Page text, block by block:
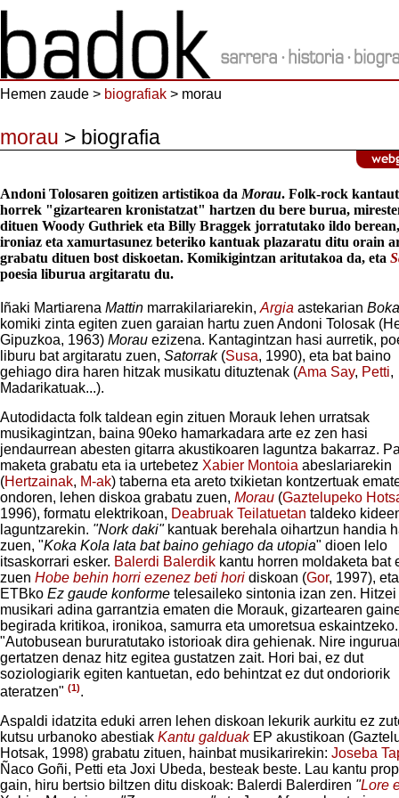
Hemen zaude > biografiak > morau
morau > biografia
Andoni Tolosaren goitizen artistikoa da Morau. Folk-rock
horrek "gizartearen kronistatzat" hartzen du bere burua,
dituen Woody Guthriek eta Billy Braggek jorratutako ildo
ironiaz eta xamurtasunez beteriko kantuak plazaratu ditu orain
grabatu dituen bost diskoetan. Komikigintzan aritutakoa da, eta
poesia liburua argitaratu du.
Iñaki Martiarena Mattin marrakilariarekin, Argia astekarian
komiki zinta egiten zuen garaian hartu zuen Andoni Tolosak
Gipuzkoa, 1963) Morau ezizena. Kantagintzan hasi aurretik,
liburu bat argitaratu zuen, Satorrak(Susa, 1990), eta bat baino
gehiago dira haren hitzak musikatu dituztenak (Ama Say, Petti,
Madarikatuak...).
Autodidacta folk taldean egin zituen Morauk lehen urratsak
musikagintzan, baina 90eko hamarkadara arte ez zen hasi
jendaurrean abesten gitarra akustikoaren laguntza bakarraz.
maketa grabatu eta ia urtebetez Xabier Montoia abeslariarekin
(Hertzainak, M-ak) taberna eta areto txikietan kontzertuak
ondoren, lehen diskoa grabatu zuen, Morau (Gaztelupeko
1996), formatu elektrikoan, Deabruak Teilatuetan taldeko
laguntzarekin. "Nork daki"kantuak berehala oihartzun handia
zuen, "Koka Kola lata bat baino gehiago da utopia" dioen lelo
itsaskorrari esker. Balerdi Balerdik kantu horren moldaketa bat
zuen Hobe behin horri ezenez beti hori diskoan (Gor, 1997), eta
ETBko Ez gaude konforme telesaileko sintonia izan zen. Hitzei
musikari adina garrantzia ematen die Morauk, gizartearen
begirada kritikoa, ironikoa, samurra eta umoretsua eskaintzeko.
"Autobusean bururatutako istorioak dira gehienak. Nire
gertatzen denaz hitz egitea gustatzen zait. Hori bai, ez dut
soziologiarik egiten kantuetan, edo behintzat ez dut ondoriorik
ateratzen" (1).
Aspaldi idatzita eduki arren lehen diskoan lekurik aurkitu ez
kutsu urbanoko abestiak Kantu galduakEP akustikoan
Hotsak, 1998) grabatu zituen, hainbat musikarirekin: Joseba
Ñaco Goñi, Petti eta Joxi Ubeda, besteak beste. Lau kantu
gain, hiru bertsio biltzen ditu diskoak: Balerdi Balerdiren "Lore